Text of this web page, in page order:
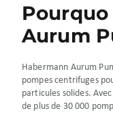
Aurum
Habermann Aurum
pompes centrifuges
particules solides.
de plus de 30 000